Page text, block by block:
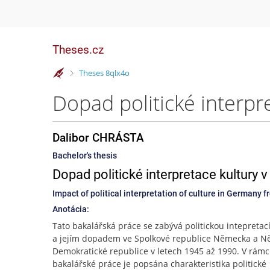
Theses.cz
>
Theses 8qlx4o
Dalibor CHRÁSTA
Bachelor's thesis
Dopad politické interpretace kultury
Impact of political interpretation of culture in Germany
Anotácia:
Tato bakalářská práce se zabývá politickou
a jejím dopadem ve Spolkové republice Německa a
Demokratické republice v letech 1945 až 1990. V
bakalářské práce je popsána charakteristika politické